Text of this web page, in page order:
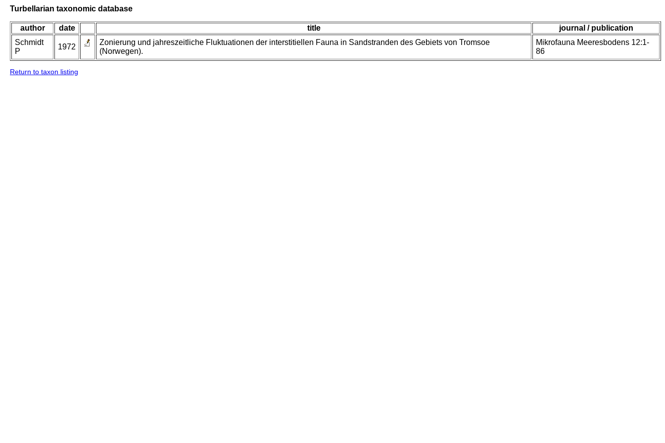
Turbellarian taxonomic database
author date title
journal / publication
Schmidt
P
1972
Zonierung und jahreszeitliche Fluktuationen der interstitiellen Fauna in Sandstranden des Gebiets von Tromsoe
(Norwegen).
Mikrofauna Meeresbodens 12:1-
86
Return to taxon listing